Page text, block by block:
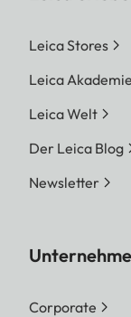
Leica Stores
Leica Akademie
Leica Welt
Der Leica Blog
Newsletter
Corporate